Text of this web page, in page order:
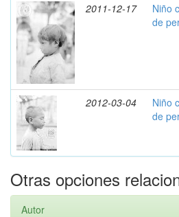
2011-12-17
Niño
de
2012-03-04
Niño
de
Otras opciones
Autor